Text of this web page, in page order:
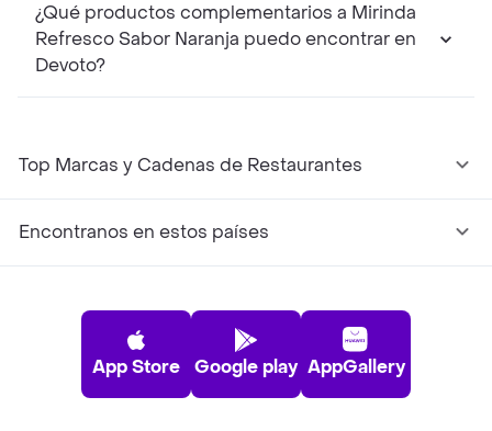
¿Qué productos complementarios a Mirinda
Refresco Sabor Naranja puedo encontrar en
Devoto?
Top Marcas y Cadenas de Restaurantes
Encontranos en estos países
App Store Google play AppGallery